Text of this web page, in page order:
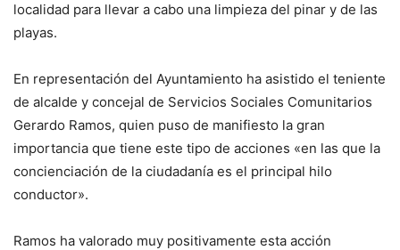
localidad para llevar a cabo una limpieza del pinar y de las
playas.
En representación del Ayuntamiento ha asistido el teniente
de alcalde y concejal de Servicios Sociales Comunitarios
Gerardo Ramos, quien puso de manifiesto la gran
importancia que tiene este tipo de acciones «en las que la
concienciación de la ciudadanía es el principal hilo
conductor».
Ramos ha valorado muy positivamente esta acción